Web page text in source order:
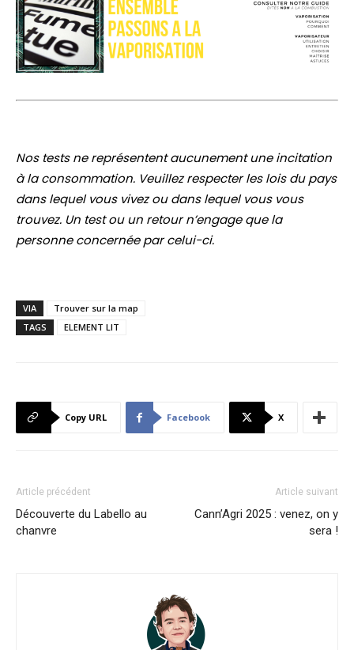
Nos tests ne représentent aucunement une incitation
à la consommation. Veuillez respecter les lois du pays
dans lequel vous vivez ou dans lequel vous vous
trouvez. Un test ou un retour n’engage que la
personne concernée par celui-ci.
VIA
Trouver sur la map
TAGS
ELEMENT LIT
Copy URL Facebook X
Article précédent
Découverte du Labello au
chanvre
Article suivant
Cann’Agri 2025 : venez, on y
sera !